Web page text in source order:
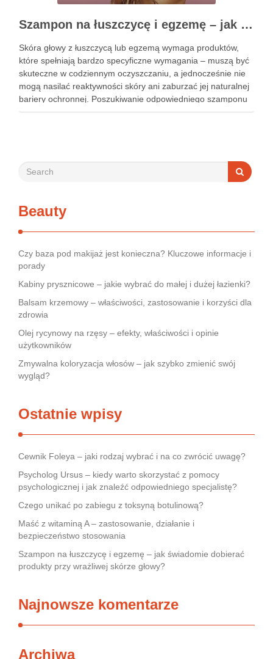
Szampon na łuszczycę i egzemę – jak świadomie dobierać produkty przy wrażliwej skórze głowy?
Skóra głowy z łuszczycą lub egzemą wymaga produktów,
które spełniają bardzo specyficzne wymagania – muszą być
skuteczne w codziennym oczyszczaniu, a jednocześnie nie
mogą nasilać reaktywności skóry ani zaburzać jej naturalnej
bariery ochronnej. Poszukiwanie odpowiedniego szamponu
bywa dla wielu pacjentów procesem długim i frustrującym, bo
Beauty
Czy baza pod makijaż jest konieczna? Kluczowe informacje i
porady
Kabiny prysznicowe – jakie wybrać do małej i dużej łazienki?
Balsam krzemowy – właściwości, zastosowanie i korzyści dla
zdrowia
Olej rycynowy na rzęsy – efekty, właściwości i opinie
użytkowników
Zmywalna koloryzacja włosów – jak szybko zmienić swój
wygląd?
Ostatnie wpisy
Cewnik Foleya – jaki rodzaj wybrać i na co zwrócić uwagę?
Psycholog Ursus – kiedy warto skorzystać z pomocy
psychologicznej i jak znaleźć odpowiedniego specjalistę?
Czego unikać po zabiegu z toksyną botulinową?
Maść z witaminą A – zastosowanie, działanie i
bezpieczeństwo stosowania
Szampon na łuszczycę i egzemę – jak świadomie dobierać
produkty przy wrażliwej skórze głowy?
Najnowsze komentarze
Archiwa